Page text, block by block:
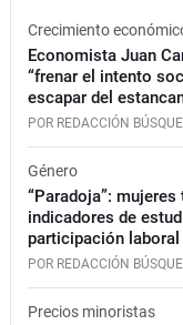
Crecimiento
Economista Juan
“frenar el intento
escapar del
POR REDACCIÓN
Género
“Paradoja”:
indicadores de
participación
POR REDACCIÓN
Precios minoristas